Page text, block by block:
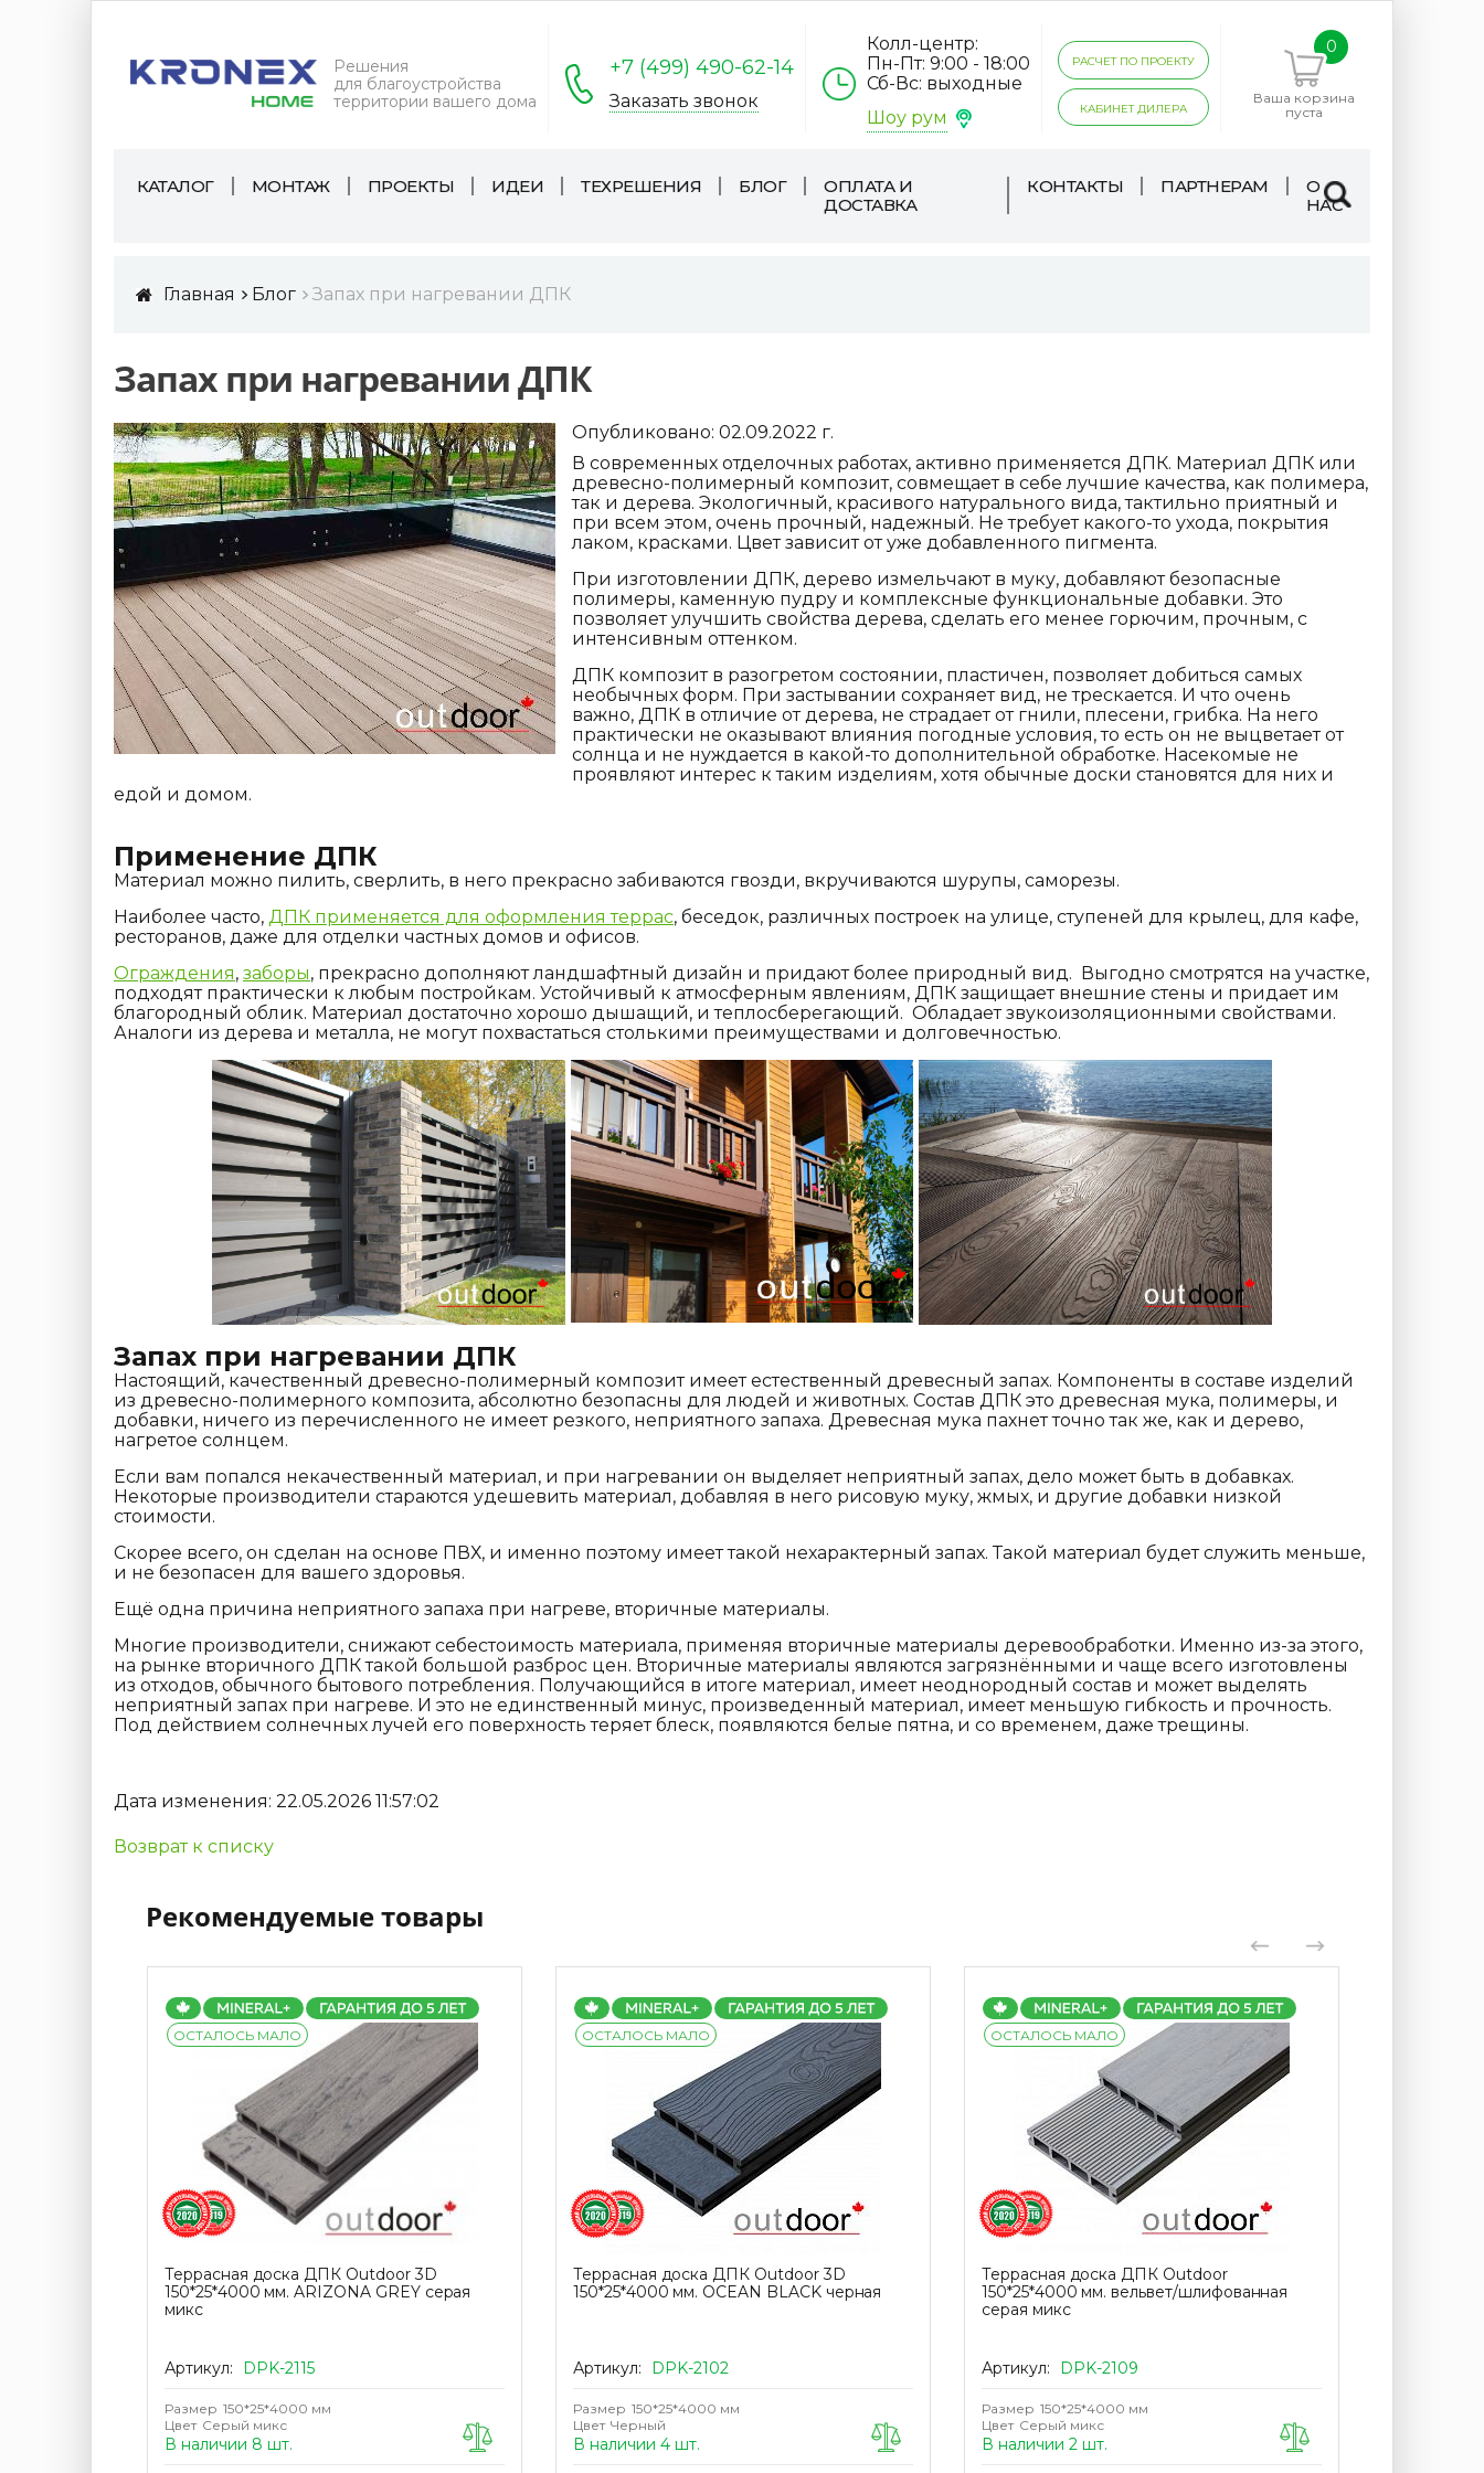
Решения
для благоустройства
территории вашего дома
+7 (499) 490-62-14
Заказать звонок
Колл-центр:
Пн-Пт: 9:00 - 18:00
Сб-Вс: выходные
Шоу рум
РАСЧЕТ ПО ПРОЕКТУ
КАБИНЕТ ДИЛЕРА
0
Ваша корзина
пуста
КАТАЛОГ МОНТАЖ ПРОЕКТЫ ИДЕИ ТЕХРЕШЕНИЯ БЛОГ
ОПЛАТА И
ДОСТАВКА
КОНТАКТЫ ПАРТНЕРАМ
О
НАС
Главная Блог Запах при нагревании ДПК
Запах при нагревании ДПК
Опубликовано: 02.09.2022 г.
В современных отделочных работах, активно применяется ДПК. Материал ДПК или
древесно-полимерный композит, совмещает в себе лучшие качества, как полимера,
так и дерева. Экологичный, красивого натурального вида, тактильно приятный и
при всем этом, очень прочный, надежный. Не требует какого-то ухода, покрытия
лаком, красками. Цвет зависит от уже добавленного пигмента.
При изготовлении ДПК, дерево измельчают в муку, добавляют безопасные
полимеры, каменную пудру и комплексные функциональные добавки. Это
позволяет улучшить свойства дерева, сделать его менее горючим, прочным, с
интенсивным оттенком.
ДПК композит в разогретом состоянии, пластичен, позволяет добиться самых
необычных форм. При застывании сохраняет вид, не трескается. И что очень
важно, ДПК в отличие от дерева, не страдает от гнили, плесени, грибка. На него
практически не оказывают влияния погодные условия, то есть он не выцветает от
солнца и не нуждается в какой-то дополнительной обработке. Насекомые не
проявляют интерес к таким изделиям, хотя обычные доски становятся для них и
едой и домом.
Применение ДПК
Материал можно пилить, сверлить, в него прекрасно забиваются гвозди, вкручиваются шурупы, саморезы.
Наиболее часто, ДПК применяется для оформления террас, беседок, различных построек на улице, ступеней для крылец, для кафе,
ресторанов, даже для отделки частных домов и офисов.
Ограждения, заборы, прекрасно дополняют ландшафтный дизайн и придают более природный вид. Выгодно смотрятся на участке,
подходят практически к любым постройкам. Устойчивый к атмосферным явлениям, ДПК защищает внешние стены и придает им
благородный облик. Материал достаточно хорошо дышащий, и теплосберегающий. Обладает звукоизоляционными свойствами.
Аналоги из дерева и металла, не могут похвастаться столькими преимуществами и долговечностью.
Запах при нагревании ДПК
Настоящий, качественный древесно-полимерный композит имеет естественный древесный запах. Компоненты в составе изделий
из древесно-полимерного композита, абсолютно безопасны для людей и животных. Состав ДПК это древесная мука, полимеры, и
добавки, ничего из перечисленного не имеет резкого, неприятного запаха. Древесная мука пахнет точно так же, как и дерево,
нагретое солнцем.
Если вам попался некачественный материал, и при нагревании он выделяет неприятный запах, дело может быть в добавках.
Некоторые производители стараются удешевить материал, добавляя в него рисовую муку, жмых, и другие добавки низкой
стоимости.
Скорее всего, он сделан на основе ПВХ, и именно поэтому имеет такой нехарактерный запах. Такой материал будет служить меньше,
и не безопасен для вашего здоровья.
Ещё одна причина неприятного запаха при нагреве, вторичные материалы.
Многие производители, снижают себестоимость материала, применяя вторичные материалы деревообработки. Именно из-за этого,
на рынке вторичного ДПК такой большой разброс цен. Вторичные материалы являются загрязнёнными и чаще всего изготовлены
из отходов, обычного бытового потребления. Получающийся в итоге материал, имеет неоднородный состав и может выделять
неприятный запах при нагреве. И это не единственный минус, произведенный материал, имеет меньшую гибкость и прочность.
Под действием солнечных лучей его поверхность теряет блеск, появляются белые пятна, и со временем, даже трещины.
Дата изменения: 22.05.2026 11:57:02
Возврат к списку
Рекомендуемые товары
ОСТАЛОСЬ МАЛО
Террасная доска ДПК Outdoor 3D
150*25*4000 мм. ARIZONA GREY серая
микс
Артикул: DPK-2115
Размер 150*25*4000 мм
Цвет Серый микс
В наличии 8 шт.
ОСТАЛОСЬ МАЛО
Террасная доска ДПК Outdoor 3D
150*25*4000 мм. OCEAN BLACK черная
Артикул: DPK-2102
Размер 150*25*4000 мм
Цвет Черный
В наличии 4 шт.
ОСТАЛОСЬ МАЛО
Террасная доска ДПК Outdoor
150*25*4000 мм. вельвет/шлифованная
серая микс
Артикул: DPK-2109
Размер 150*25*4000 мм
Цвет Серый микс
В наличии 2 шт.